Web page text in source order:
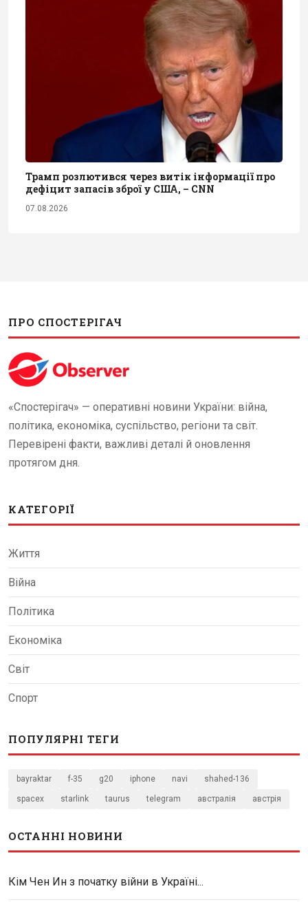
Трамп розлютився через витік інформації про
дефіцит запасів зброї у США, – CNN
07.08.2026
ПРО СПОСТЕРІГАЧ
«Спостерігач» — оперативні новини України: війна,
політика, економіка, суспільство, регіони та світ.
Перевірені факти, важливі деталі й оновлення
протягом дня.
КАТЕГОРІЇ
Життя
Війна
Політика
Економіка
Світ
Спорт
ПОПУЛЯРНІ ТЕГИ
bayraktar f-35 g20 iphone navi shahed-136
spacex starlink taurus telegram австралія австрія
ОСТАННІ НОВИНИ
Кім Чен Ин з початку війни в Україні...